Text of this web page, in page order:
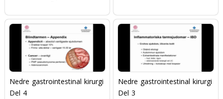
Nedre gastrointestinal kirurgi
Del 4
Nedre gastrointestinal kirurgi
Del 3